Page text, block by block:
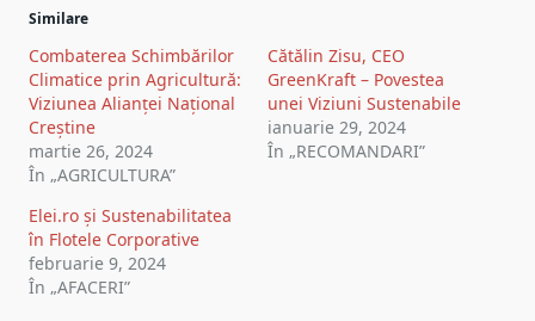
Similare
Combaterea Schimbărilor
Climatice prin Agricultură:
Viziunea Alianței Național
Creștine
martie 26, 2024
În „AGRICULTURA”
Cătălin Zisu, CEO
GreenKraft – Povestea
unei Viziuni Sustenabile
ianuarie 29, 2024
În „RECOMANDARI”
Elei.ro și Sustenabilitatea
în Flotele Corporative
februarie 9, 2024
În „AFACERI”